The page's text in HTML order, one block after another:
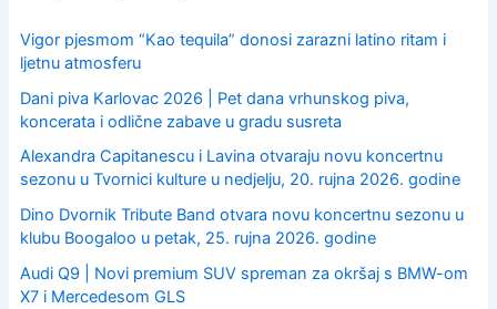
o
r
:
Vigor pjesmom “Kao tequila” donosi zarazni latino ritam i
ljetnu atmosferu
Dani piva Karlovac 2026 | Pet dana vrhunskog piva,
koncerata i odlične zabave u gradu susreta
Alexandra Capitanescu i Lavina otvaraju novu koncertnu
sezonu u Tvornici kulture u nedjelju, 20. rujna 2026. godine
Dino Dvornik Tribute Band otvara novu koncertnu sezonu u
klubu Boogaloo u petak, 25. rujna 2026. godine
Audi Q9 | Novi premium SUV spreman za okršaj s BMW-om
X7 i Mercedesom GLS